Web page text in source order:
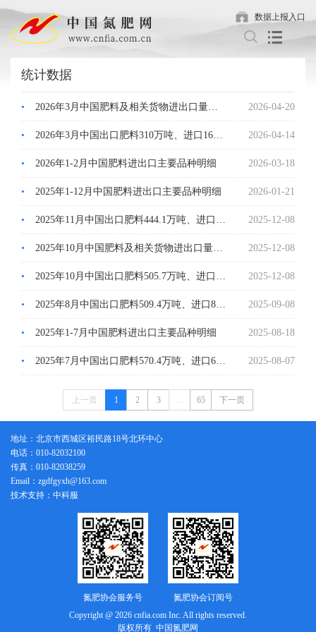
数据上报入口
统计数据
• 2026年3月中国肥料及相关货物进出口量明细 2026-04-20
• 2026年3月中国出口肥料310万吨、进口168万吨 2026-04-14
• 2026年1-2月中国肥料进出口主要品种明细 2026-03-18
• 2025年1-12月中国肥料进出口主要品种明细 2026-01-21
• 2025年11月中国出口肥料444.1万吨、进口138.9万吨 2025-12-08
• 2025年10月中国肥料及相关货物进出口量明细 2025-12-08
• 2025年10月中国出口肥料505.7万吨、进口136.2万吨 2025-12-08
• 2025年8月中国出口肥料509.4万吨、进口84.1万吨 2025-09-08
• 2025年1-7月中国肥料进出口主要品种明细 2025-08-18
• 2025年7月中国出口肥料570.4万吨、进口67.7万吨 2025-08-07
上一页 1 2 3 ... 65 下一页
地址：北京市西城区裕民路18号北环中心
电话：010-82032100
传真：010-82038259
Email：zgdfgyxh@163.com
技术支持：中科服
氮肥协会服务号
氮肥协会订阅号
Copyright @ 2026 cnfia.com Inc. All rights reserved.
版权所有 中国氮肥网